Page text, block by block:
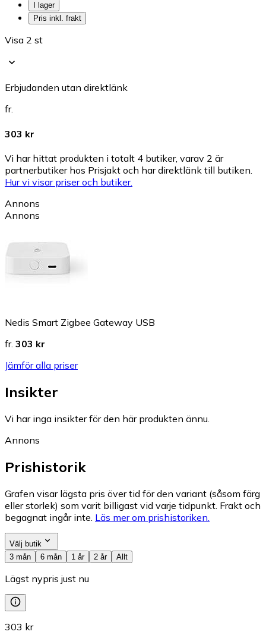
I lager
Pris inkl. frakt
Visa 2 st
Erbjudanden utan direktlänk
fr.
303 kr
Vi har hittat produkten i totalt 4 butiker, varav 2 är
partnerbutiker hos Prisjakt och har direktlänk till butiken.
Hur vi visar priser och butiker.
Annons
Annons
Nedis Smart Zigbee Gateway USB
fr. 303 kr
Jämför alla priser
Insikter
Vi har inga insikter för den här produkten ännu.
Annons
Prishistorik
Grafen visar lägsta pris över tid för den variant (såsom färg
eller storlek) som varit billigast vid varje tidpunkt. Frakt och
begagnat ingår inte. Läs mer om prishistoriken.
Välj butik
3 mån
6 mån 1 år 2 år Allt
Lägst nypris just nu
303 kr